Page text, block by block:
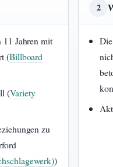
Jahren mit
(Billboard
(Variety
zu
)
2